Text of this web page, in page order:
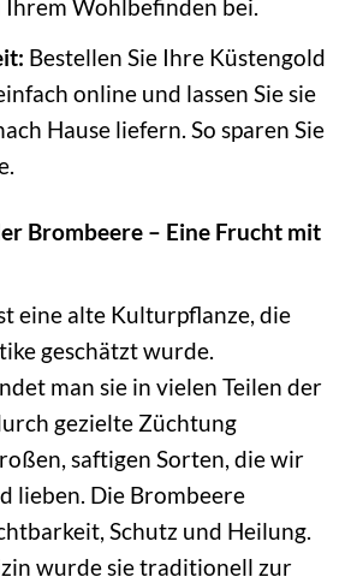
Ihrem Wohlbefinden bei.
Bestellen Sie Ihre Küstengold
online und lassen Sie sie
Hause liefern. So sparen Sie
Brombeere – Eine Frucht mit
eine alte Kulturpflanze, die
geschätzt wurde.
man sie in vielen Teilen der
gezielte Züchtung
saftigen Sorten, die wir
lieben. Die Brombeere
Schutz und Heilung.
wurde sie traditionell zur